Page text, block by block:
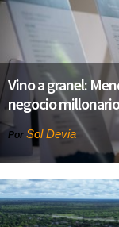
Vino a granel:
negocio
Por Sol Devia